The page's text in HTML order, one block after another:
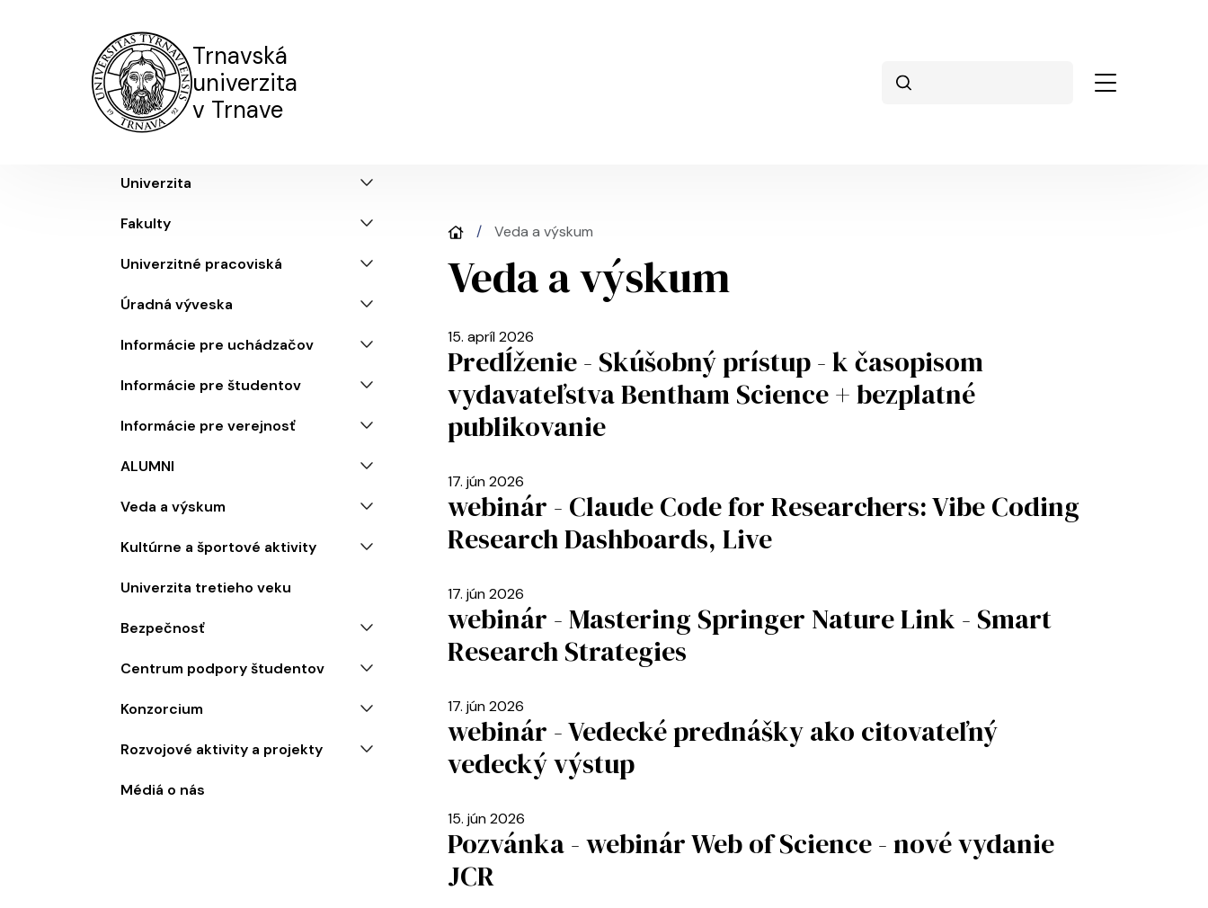
Trnavská
univerzita
v Trnave
Veda a výskum
Veda a výskum
15. apríl 2026
Predĺženie - Skúšobný prístup - k časopisom
vydavateľstva Bentham Science + bezplatné
publikovanie
17. jún 2026
webinár - Claude Code for Researchers: Vibe Coding
Research Dashboards, Live
17. jún 2026
webinár - Mastering Springer Nature Link - Smart
Research Strategies
17. jún 2026
webinár - Vedecké prednášky ako citovateľný
vedecký výstup
15. jún 2026
Pozvánka - webinár Web of Science - nové vydanie
JCR
Truni menu SK
Univerzita
Fakulty
Univerzitné pracoviská
Úradná výveska
Informácie pre uchádzačov
Informácie pre študentov
Informácie pre verejnosť
ALUMNI
Veda a výskum
Kultúrne a športové aktivity
Univerzita tretieho veku
Bezpečnosť
Centrum podpory študentov
Konzorcium
Rozvojové aktivity a projekty
Médiá o nás